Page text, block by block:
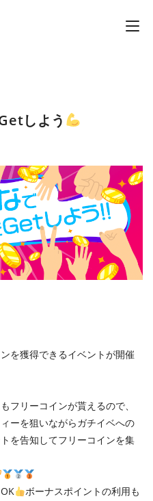
しよう
を獲得できるイベントが開催
フリーコインが貰えるので、
ーを狙いながらガチイベへの
を告知してフリーコインを集
ボーナスポイントの利用も